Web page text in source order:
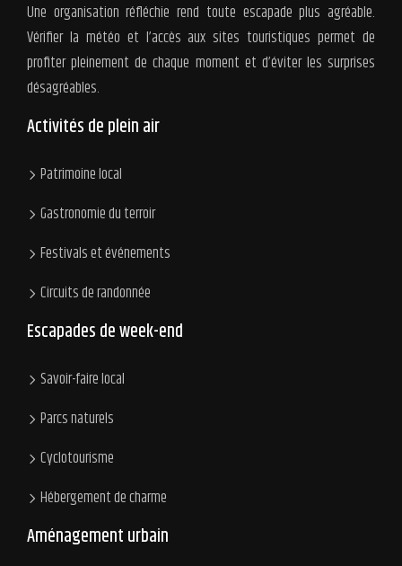
Une organisation réfléchie rend toute escapade plus agréable.
Vérifier la météo et l’accès aux sites touristiques permet de
profiter pleinement de chaque moment et d’éviter les surprises
désagréables.
Activités de plein air
Patrimoine local
Gastronomie du terroir
Festivals et événements
Circuits de randonnée
Escapades de week-end
Savoir-faire local
Parcs naturels
Cyclotourisme
Hébergement de charme
Aménagement urbain